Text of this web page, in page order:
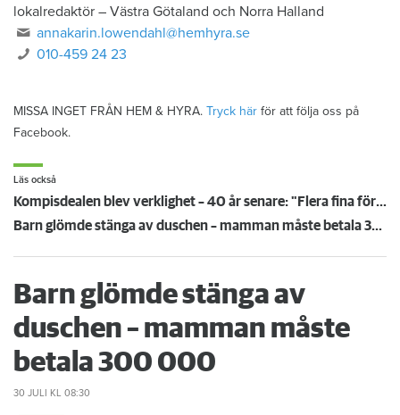
lokalredaktör – Västra Götaland och Norra Halland
annakarin.lowendahl@hemhyra.se
010-459 24 23
MISSA INGET FRÅN HEM & HYRA. Tryck här för att följa oss på
Facebook.
Läs också
Kompisdealen blev verklighet – 40 år senare: "Flera fina fördelar med att dela bostad"
Barn glömde stänga av duschen – mamman måste betala 300 000
Barn glömde stänga av
duschen – mamman måste
betala 300 000
30 JULI KL 08:30